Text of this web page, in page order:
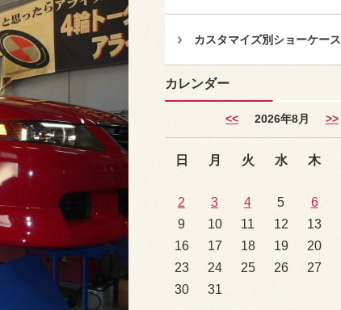
カスタマイズ別ショーケース
カレンダー
<< 2026年8月 >>
日 月 火 水 木
2
3 4 5 6
9
10 11 12 13
16
17 18 19 20
23
24 25 26 27
30
31